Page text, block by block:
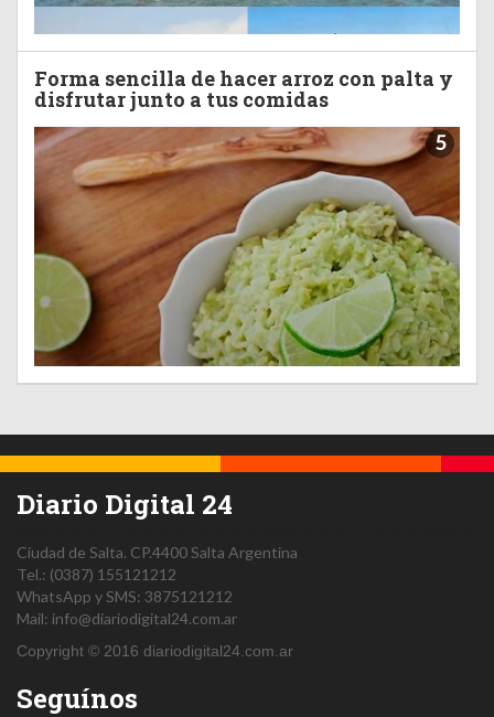
Forma sencilla de hacer arroz con palta y
disfrutar junto a tus comidas
5
Diario Digital 24
Ciudad de Salta. CP.4400Salta Argentina
Tel.: (0387) 155121212
WhatsApp y SMS: 3875121212
Mail: info@diariodigital24.com.ar
Copyright © 2016 diariodigital24.com.ar
Seguínos